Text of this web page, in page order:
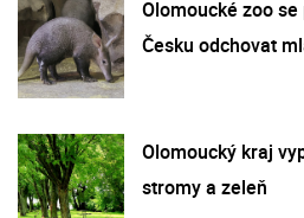
Olomoucké zoo
Česku odchovat
Olomoucký kraj
stromy a zeleň